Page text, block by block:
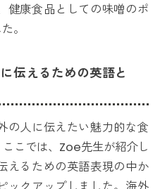
健康食品としての味噌のポ
。
伝えるための英語と
の人に伝えたい魅力的な食
こでは、Zoe先生が紹介し
えるための英語表現の中か